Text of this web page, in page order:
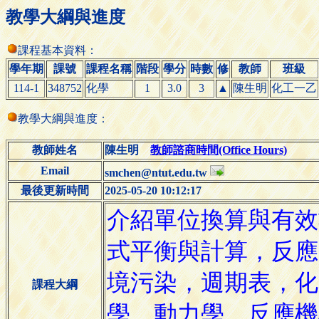
教學大綱與進度
課程基本資料：
學年期
課號 課程名稱 階段 學分 時數 修 教師
班級
114-1
348752 化學 1 3.0 3 ▲ 陳生明 化工一乙
教學大綱與進度：
教師姓名 陳生明教師諮商時間(Office Hours)
Email
smchen@ntut.edu.tw
最後更新時間
2025-05-20 10:12:17
課程大綱